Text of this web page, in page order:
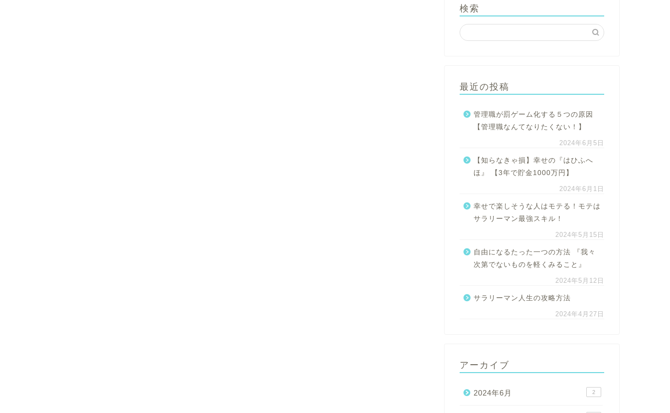
検索
最近の投稿
管理職が罰ゲーム化する５つの原因
【管理職なんてなりたくない！】
2024年6月5日
【知らなきゃ損】幸せの『はひふへ
ほ』 【3年で貯金1000万円】
2024年6月1日
幸せで楽しそうな人はモテる！モテは
サラリーマン最強スキル！
2024年5月15日
自由になるたった一つの方法 『我々
次第でないものを軽くみること』
2024年5月12日
サラリーマン人生の攻略方法
2024年4月27日
アーカイブ
2024年6月 2